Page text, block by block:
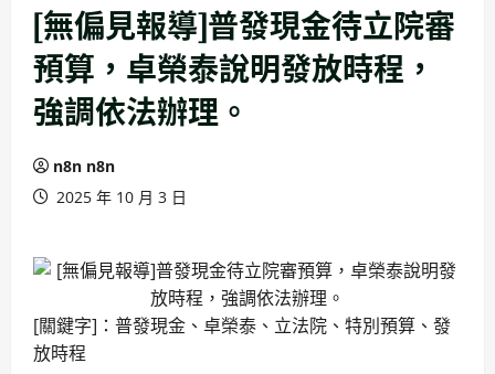
[無偏見報導]普發現金待立院審
預算，卓榮泰說明發放時程，
強調依法辦理。
n8n n8n
2025 年 10 月 3 日
[關鍵字]：普發現金、卓榮泰、立法院、特別預算、發
放時程